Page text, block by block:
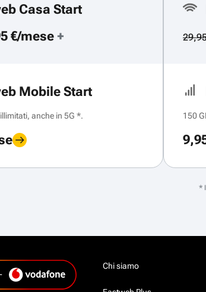
Casa Start
€/mese +
Mobile Start
anche in 5G *. 150
*
Chi siamo